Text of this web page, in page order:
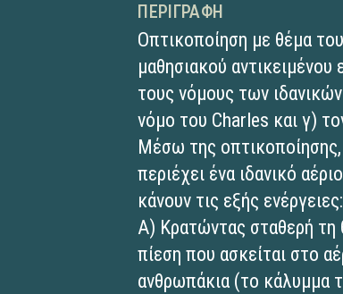
ΠΕΡΙΓΡΑΦΉ
Οπτικοποίηση με θέμα
μαθησιακού
τους νόμους των
νόμο του Charles και γ)
Μέσω της οπτικοποίησης,
περιέχει ένα ιδανικό
κάνουν τις εξής ενέργειες:
Α) Κρατώντας σταθερή τη
πίεση που ασκείται στο
ανθρωπάκια (το κάλυμμα